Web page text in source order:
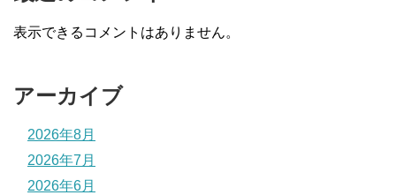
表示できるコメントはありません。
アーカイブ
2026年8月
2026年7月
2026年6月